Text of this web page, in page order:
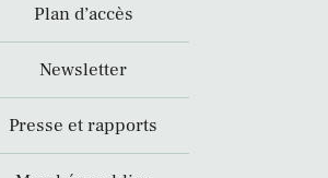
Plan d’accès
Newsletter
Presse et rapports